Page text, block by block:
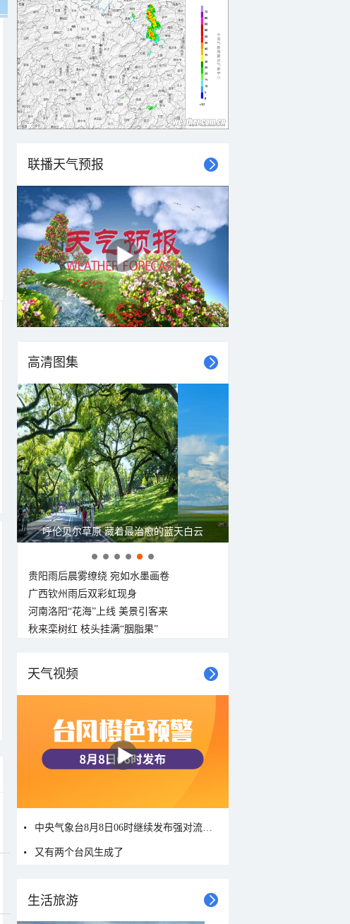
联播天气预报
高清图集
呼伦贝尔草原 藏着最治愈的蓝天白云
贵阳雨后晨雾缭绕 宛如水墨画卷
广西钦州雨后双彩虹现身
河南洛阳“花海”上线 美景引客来
秋来栾树红 枝头挂满“胭脂果”
天气视频
又有两个台风生成了
生活旅游